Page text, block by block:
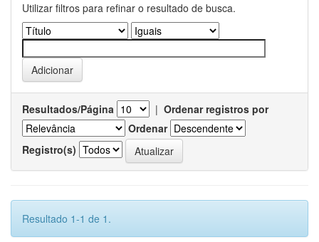
Utilizar filtros para refinar o resultado de busca.
Resultados/Página | Ordenar registros por
Ordenar
Registro(s)
Resultado 1-1 de 1.